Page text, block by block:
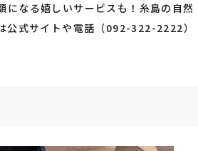
なる嬉しいサービスも！糸島の自然
公式サイトや電話（092-322-2222）